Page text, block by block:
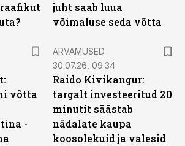
juht saab luua
võimaluse seda võtta
võtta
-
ARVAMUSED
30.07.26, 09:34
Raido Kivikangur:
targalt investeeritud 20
minutit säästab
nädalate kaupa
koosolekuid ja valesid